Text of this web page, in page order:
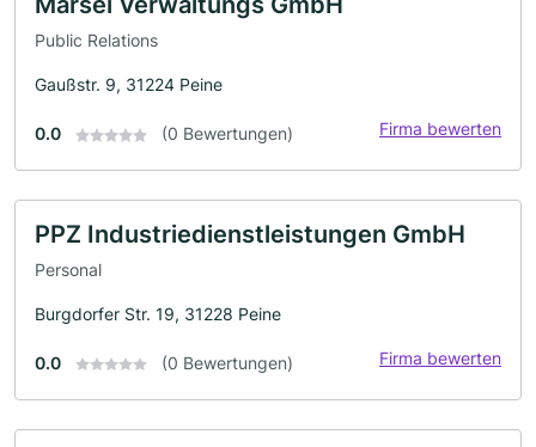
Public Relations
Gaußstr. 9, 31224 Peine
0.0 (0 Bewertungen) Firma bewerten
PPZ Industriedienstleistungen GmbH
Personal
Burgdorfer Str. 19, 31228 Peine
0.0 (0 Bewertungen) Firma bewerten